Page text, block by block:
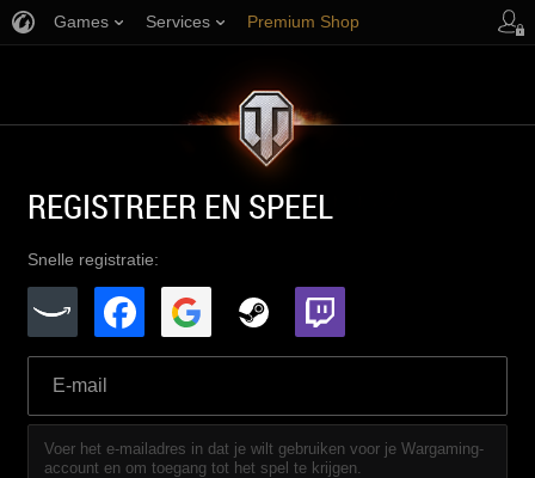
Games Services Premium Shop
REGISTREER EN SPEEL
Snelle registratie:
Voer het e-mailadres in dat je wilt gebruiken voor je Wargaming-
account en om toegang tot het spel te krijgen.